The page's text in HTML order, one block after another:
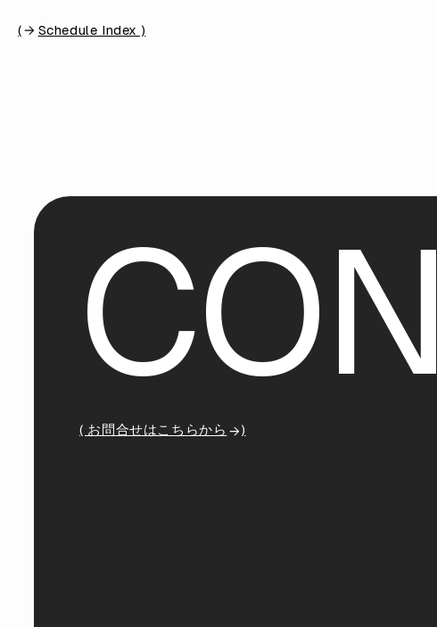
( Schedule Index )
CON
( お問合せはこちらから )